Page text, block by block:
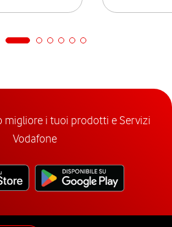
migliore i tuoi prodotti e Servizi
Vodafone